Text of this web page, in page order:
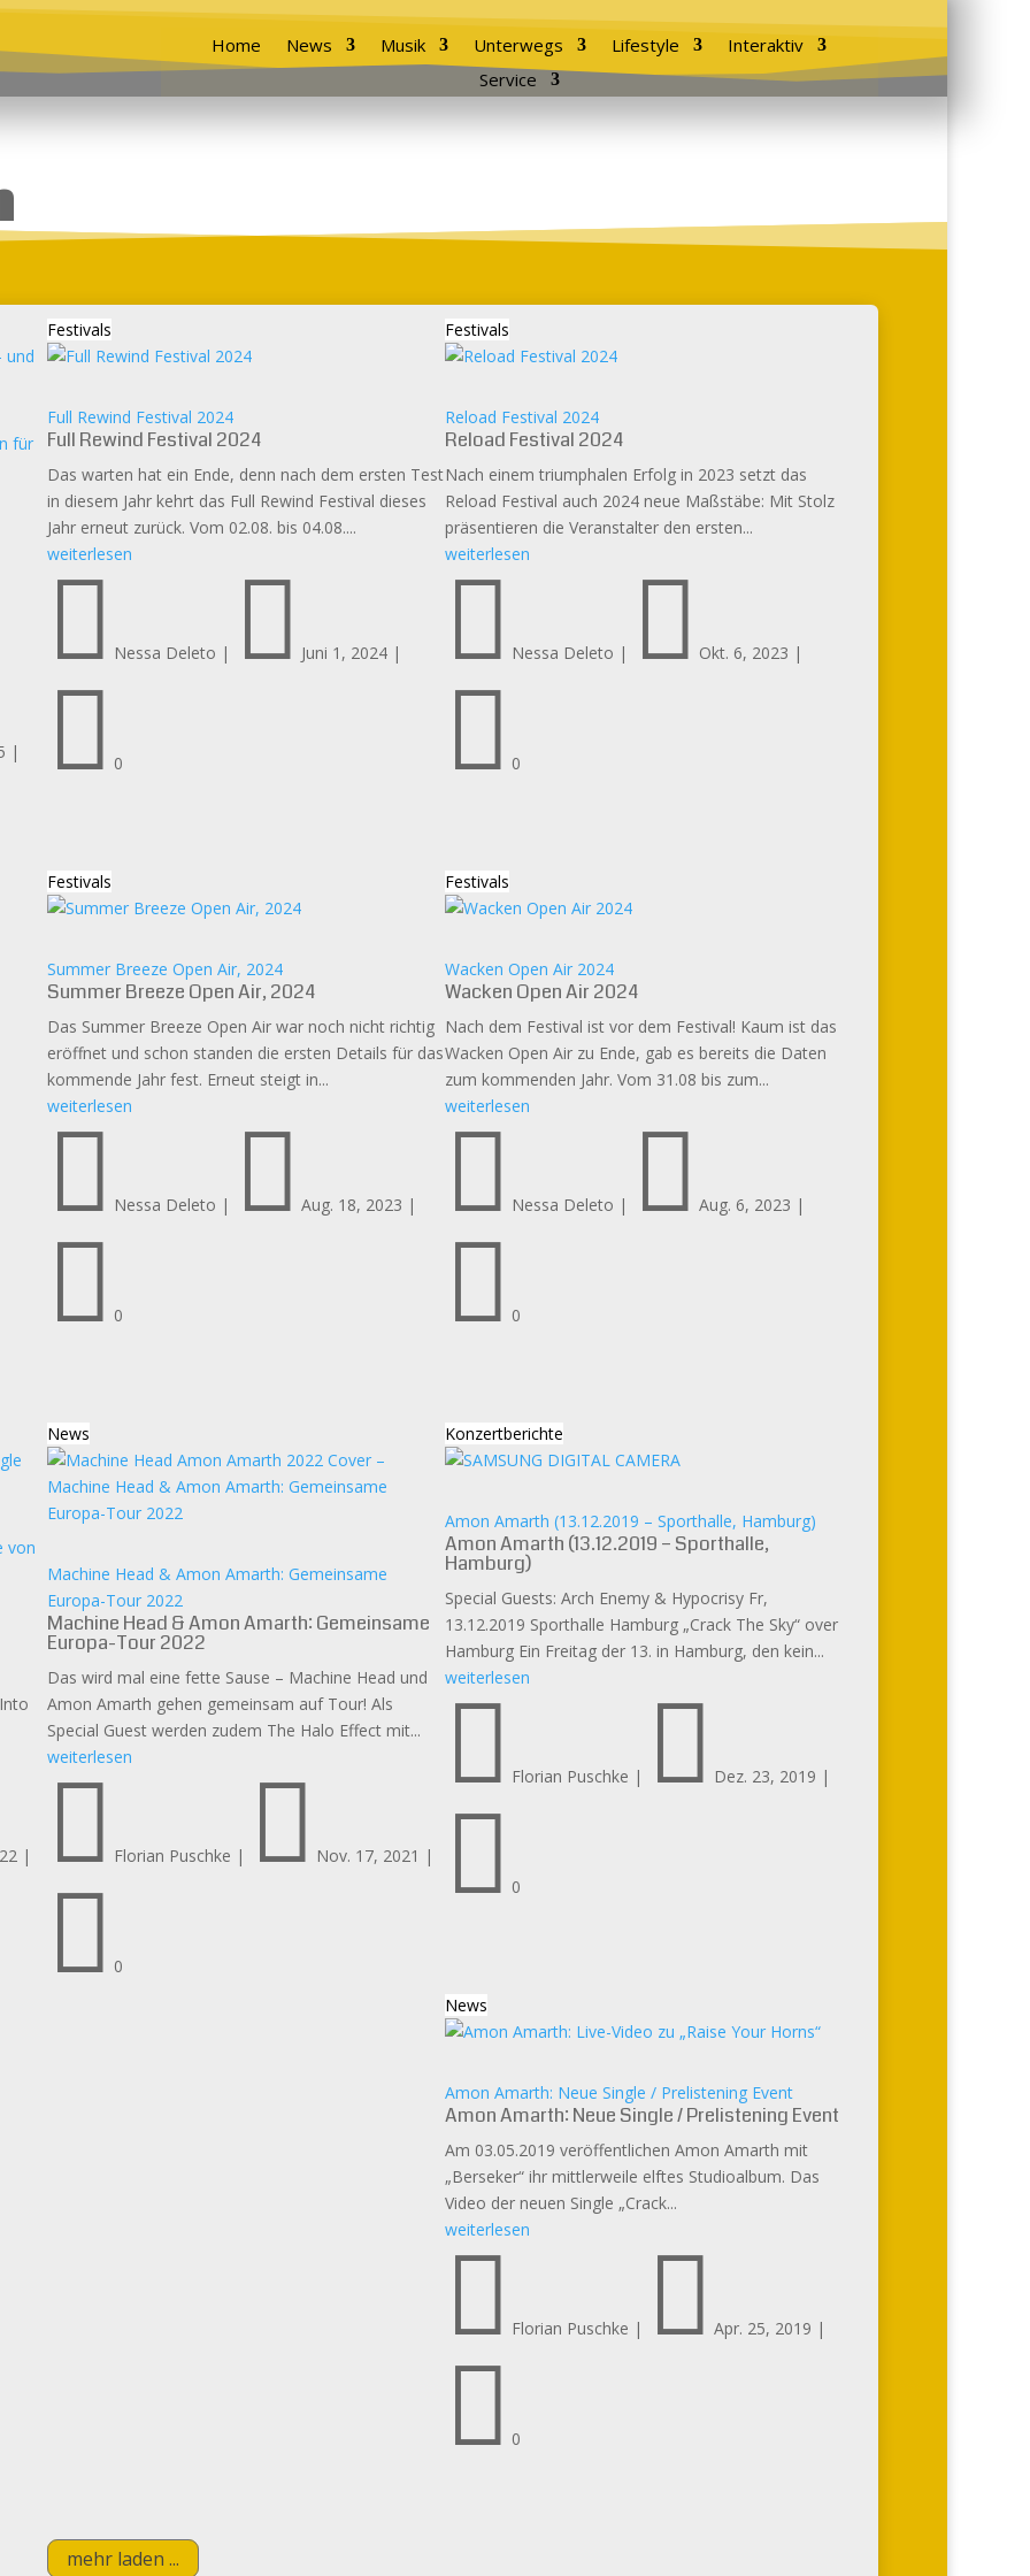
Home News Musik Unterwegs Lifestyle
Interaktiv
Service
für
|
Festivals
Full Rewind Festival 2024
Full Rewind Festival 2024
Das warten hat ein Ende, denn nach dem ersten Test
in diesem Jahr kehrt das Full Rewind Festival dieses
Jahr erneut zurück. Vom 02.08. bis 04.08....
weiterlesen
 Nessa Deleto |  Juni 1, 2024|
 0
Festivals
Reload Festival 2024
Reload Festival 2024
Nach einem triumphalen Erfolg in 2023 setzt das
Reload Festival auch 2024 neue Maßstäbe: Mit Stolz
präsentieren die Veranstalter den ersten...
weiterlesen
 Nessa Deleto |  Okt. 6, 2023 |
 0
Festivals
Summer Breeze Open Air, 2024
Summer Breeze Open Air, 2024
Das Summer Breeze Open Air war noch nicht richtig
eröffnet und schon standen die ersten Details für das
kommende Jahr fest. Erneut steigt in...
weiterlesen
 Nessa Deleto |  Aug. 18, 2023 |
 0
Festivals
Wacken Open Air 2024
Wacken Open Air 2024
Nach dem Festival ist vor dem Festival! Kaum ist das
Wacken Open Air zu Ende, gab es bereits die Daten
zum kommenden Jahr. Vom 31.08 bis zum...
weiterlesen
 Nessa Deleto | Aug. 6, 2023 |
 0
von
|
News
Machine Head & Amon Amarth: Gemeinsame
Europa-Tour 2022
Machine Head & Amon Amarth: Gemeinsame
Europa-Tour 2022
Das wird mal eine fette Sause – Machine Head und
Amon Amarth gehen gemeinsam auf Tour! Als
Special Guest werden zudem The Halo Effect mit...
weiterlesen
 Florian Puschke |  Nov. 17, 2021 |
 0
Konzertberichte
Amon Amarth (13.12.2019 – Sporthalle, Hamburg)
Amon Amarth (13.12.2019 – Sporthalle,
Hamburg)
Special Guests: Arch Enemy & Hypocrisy Fr,
13.12.2019 Sporthalle Hamburg „Crack The Sky“ over
Hamburg Ein Freitag der 13. in Hamburg, den kein...
weiterlesen
 Florian Puschke |  Dez. 23, 2019 |
 0
News
Amon Amarth: Neue Single / Prelistening Event
Amon Amarth: Neue Single / Prelistening Event
Am 03.05.2019 veröffentlichen Amon Amarth mit
„Berseker“ ihr mittlerweile elftes Studioalbum. Das
Video der neuen Single „Crack...
weiterlesen
 Florian Puschke | Apr. 25, 2019 |
 0
mehr laden ...